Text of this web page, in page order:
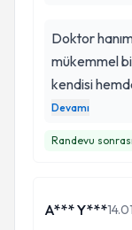
Doktor
mükemmel
kendisi
uzmanı
Devamı
Randevu sonrası
A*** Y***